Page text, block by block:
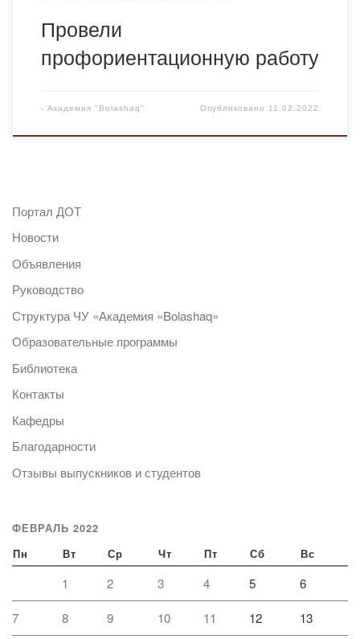
Провели
профориентационную работу
- Академия "Bolashaq" Опубликовано 11.02.2022
Портал ДОТ
Новости
Объявления
Руководство
Структура ЧУ «Академия «Bolashaq»
Образовательные программы
Библиотека
Контакты
Кафедры
Благодарности
Отзывы выпускников и студентов
ФЕВРАЛЬ 2022
Пн Вт Ср Чт Пт Сб Вс
1 2 3 4 5 6
7 8 9 10 11 12 13